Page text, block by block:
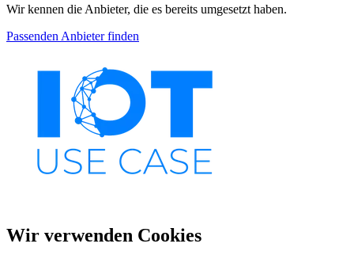
Wir kennen die Anbieter, die es bereits umgesetzt haben.
Passenden Anbieter finden
Wir verwenden Cookies